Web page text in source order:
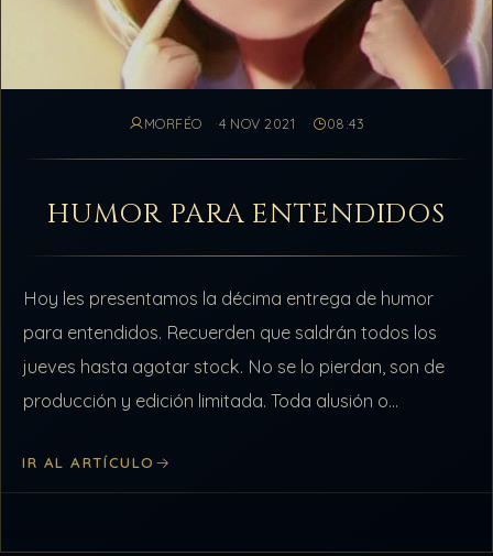
MORFÉO 4 NOV 2021 08:43
HUMOR PARA ENTENDIDOS
Hoy les presentamos la décima entrega de humor
para entendidos. Recuerden que saldrán todos los
jueves hasta agotar stock. No se lo pierdan, son de
producción y edición limitada. Toda alusión o
IR AL ARTÍCULO